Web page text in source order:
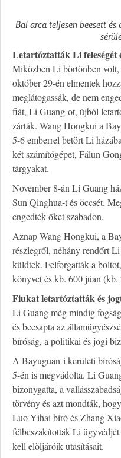
Bal arca teljesen beesett
Letartóztatták Li
Miközben Li börtönben
október 29-én elmentek
meglátogassák, de nem
fiát, Li Guang-ot, újból
zárták. Wang Hongkui a
5-6 emberrel betört Li
két számítógépet, Fálun
tárgyakat.
November 8-án Li Guang
Sun Qinghua-t és öccsét.
engedték őket szabadon.
Aznap Wang Hongkui, a
részlegről, néhány rendőrt
küldtek. Felforgatták a
könyvet és kb. 600 jüan
Fiukat letartóztatták és
Li Guang még mindig
és becsapta az
bíróság, a politikai és jogi
A Bayuguan-i kerületi
5-én is megvádolta. Li
bizonygatta, a
törvény és azt mondták,
Luo Yihai bíró és Zhang
félbeszakították Li
kell elöljáróik utasításait.